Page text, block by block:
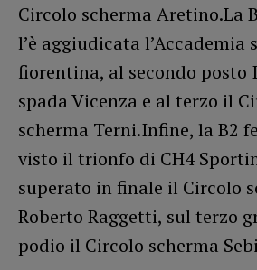
Circolo scherma Aretino.La
l’è aggiudicata l’Accademia
fiorentina, al secondo posto
spada Vicenza e al terzo il
scherma Terni.Infine, la B2
visto il trionfo di CH4
superato in finale il Circolo
Roberto Raggetti, sul terzo
podio il Circolo scherma